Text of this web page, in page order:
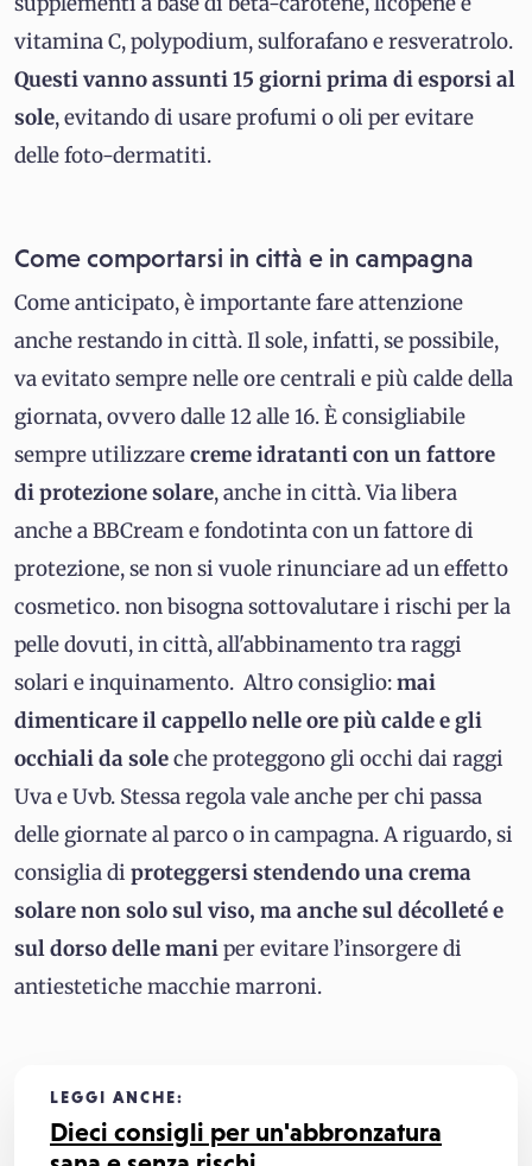
vitamina C, polypodium, sulforafano e resveratrolo.
Questi vanno assunti 15 giorni prima di esporsi al
sole, evitando di usare profumi o oli per evitare
delle foto-dermatiti.
Come comportarsi in città e in campagna
Come anticipato, è importante fare attenzione
anche restando in città. Il sole, infatti, se possibile,
va evitato sempre nelle ore centrali e più calde della
giornata, ovvero dalle 12 alle 16. È consigliabile
sempre utilizzarecreme idratanti con un fattore
di protezione solare, anche in città. Via libera
anche a BBCream e fondotinta con un fattore di
protezione, se non si vuole rinunciare ad un effetto
cosmetico. non bisogna sottovalutare i rischi per la
pelle dovuti, in città, all'abbinamento tra raggi
solari e inquinamento. Altro consiglio:mai
dimenticare il cappello nelle ore più calde e gli
occhiali da soleche proteggono gli occhi dai raggi
Uva e Uvb. Stessa regola vale anche per chi passa
delle giornate al parco o in campagna. A riguardo, si
consiglia di proteggersi stendendo una crema
solare non solo sul viso, ma anche sul décolleté e
sul dorso delle maniper evitare l’insorgere di
antiestetiche macchie marroni.
LEGGI ANCHE:
Dieci consigli per un'abbronzatura